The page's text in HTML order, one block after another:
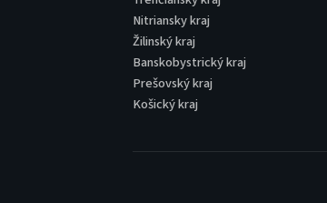
Nitriansky kraj
Žilinský kraj
Banskobystrický kraj
Prešovský kraj
Košický kraj